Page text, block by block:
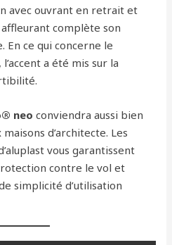
avec ouvrant en retrait et
complète son
ce qui concerne le
a été mis sur la
neo conviendra aussi bien
d’architecte. Les
vous garantissent
contre le vol et
simplicité d’utilisation